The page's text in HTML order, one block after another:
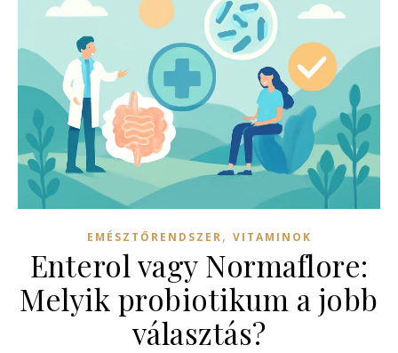
EMÉSZTŐRENDSZER, VITAMINOK
Enterol vagy Normaflore:
Melyik probiotikum a jobb
választás?